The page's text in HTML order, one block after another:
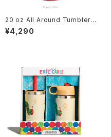
20 oz All Around Tumbler
Popstar Pink
¥4,290